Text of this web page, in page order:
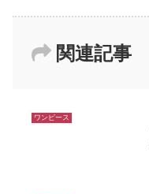
関連記事
ワンピース